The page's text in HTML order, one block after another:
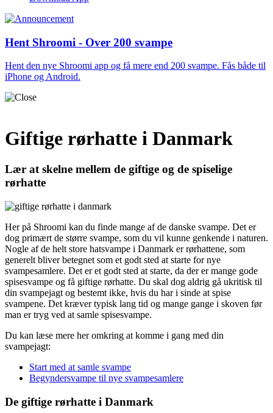
Hent Shroomi - Over 200 svampe
Hent den nye Shroomi app og få mere end 200 svampe. Fås både til
iPhone og Android.
Giftige rørhatte i Danmark
Lær at skelne mellem de giftige og de spiselige
rørhatte
Her på Shroomi kan du finde mange af de danske svampe. Det er
dog primært de større svampe, som du vil kunne genkende i naturen.
Nogle af de helt store hatsvampe i Danmark er rørhattene, som
generelt bliver betegnet som et godt sted at starte for nye
svampesamlere. Det er et godt sted at starte, da der er mange gode
spisesvampe og få giftige rørhatte. Du skal dog aldrig gå ukritisk til
din svampejagt og bestemt ikke, hvis du har i sinde at spise
svampene. Det kræver typisk lang tid og mange gange i skoven før
man er tryg ved at samle spisesvampe.
Du kan læse mere her omkring at komme i gang med din
svampejagt:
Start med at samle svampe
Begyndersvampe til nye svampesamlere
De giftige rørhatte i Danmark